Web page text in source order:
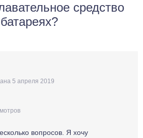
средство
5 апреля 2019
вопросов. Я хочу